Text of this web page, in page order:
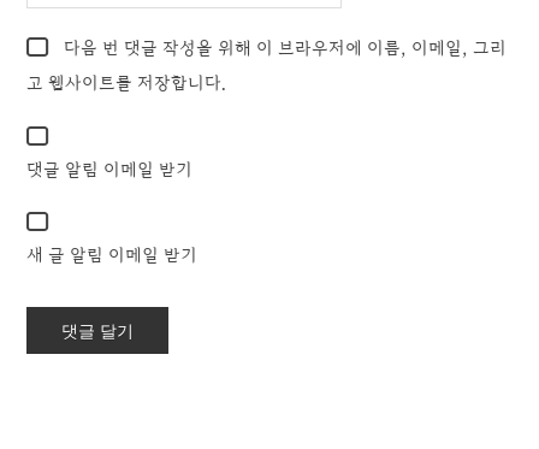
다음 번 댓글 작성을 위해 이 브라우저에 이름, 이메일, 그리
고 웹사이트를 저장합니다.
댓글 알림 이메일 받기
새 글 알림 이메일 받기